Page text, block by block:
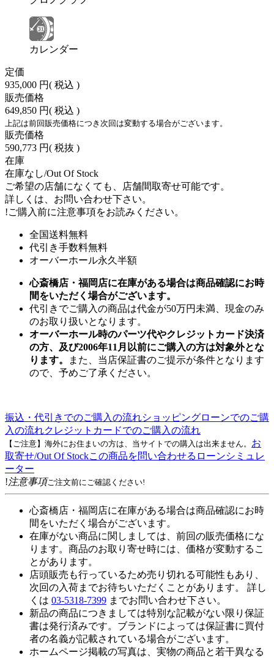
カレンダー
定価
935,000 円( 税込 )
販売価格
649,850 円( 税込 )
上記は前回販売価格につき次回は変動する場合がございます。
販売価格
590,773 円( 税抜 )
在庫
在庫なし/Out Of Stock
ご希望の店舗になくても、店舗間取寄せ可能です。
詳しくは、お問い合わせ下さい。
!ご購入前に注意事項をお読みください。
全国送料無料
代引き手数料無料
オーバーホール永久半額
心斎橋店・福岡店に在庫がある場合は商品確認にお時
間をいただく場合がございます。
代引きでご購入の商品は代金が50万円未満、現金のみ
のお取り扱いとなります。
オーバーホール時のパーツ代やクレジットカード決済
の方、及び2006年11月以前にご購入の方は対象外とな
ります。
また、当店保証書のご提示が条件となります
ので、予めご了承ください。
振込・代引きでのご購入の流れショッピングローンでのご購
入の流れクレジットカードでのご購入の流れ
【ご注意】海外にお住まいの方は、当サイトでの購入は出来ません。 お
取寄せ/Out Of Stockこの商品を問い合わせる ローンシミュレ
ーター
!注意事項ご注文前にご確認ください!
心斎橋店・福岡店に在庫がある場合は商品確認にお時
間をいただく場合がございます。
在庫がない商品に関しましては、前回の販売価格にな
ります。商品のお取り寄せ時には、価格が変動するこ
とがあります。
店頭販売も行っているため売り切れる可能性もあり、
次回の入荷までお待ちいただくことがあります。 詳し
くは 03-5318-7399 までお問い合わせ下さい。
新品の商品につきましては特別な記載がない限り保証
書は発行済みです。ブランドによっては保証書に買付
者の名義が記載されている場合がございます。
ホームページ掲載の写真は、実物の商品と若干異なる